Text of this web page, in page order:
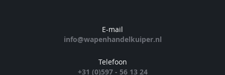
E-mail
info@wapenhandelkuiper.nl
Telefoon
+31 (0)597 - 56 13 24